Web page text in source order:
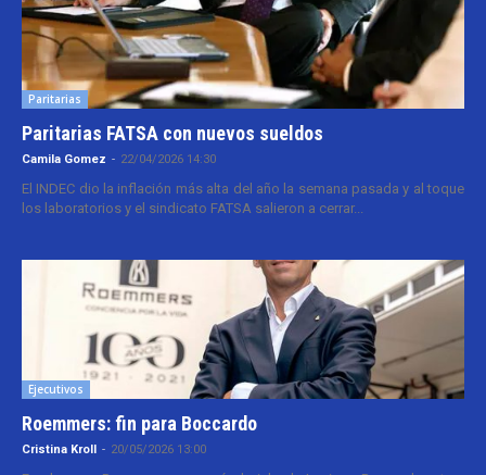
Paritarias
Paritarias FATSA con nuevos sueldos
Camila Gomez - 22/04/2026 14:30
El INDEC dio la inflación más alta del año la semana pasada y al toque
los laboratorios y el sindicato FATSA salieron a cerrar...
Ejecutivos
Roemmers: fin para Boccardo
Cristina Kroll - 20/05/2026 13:00